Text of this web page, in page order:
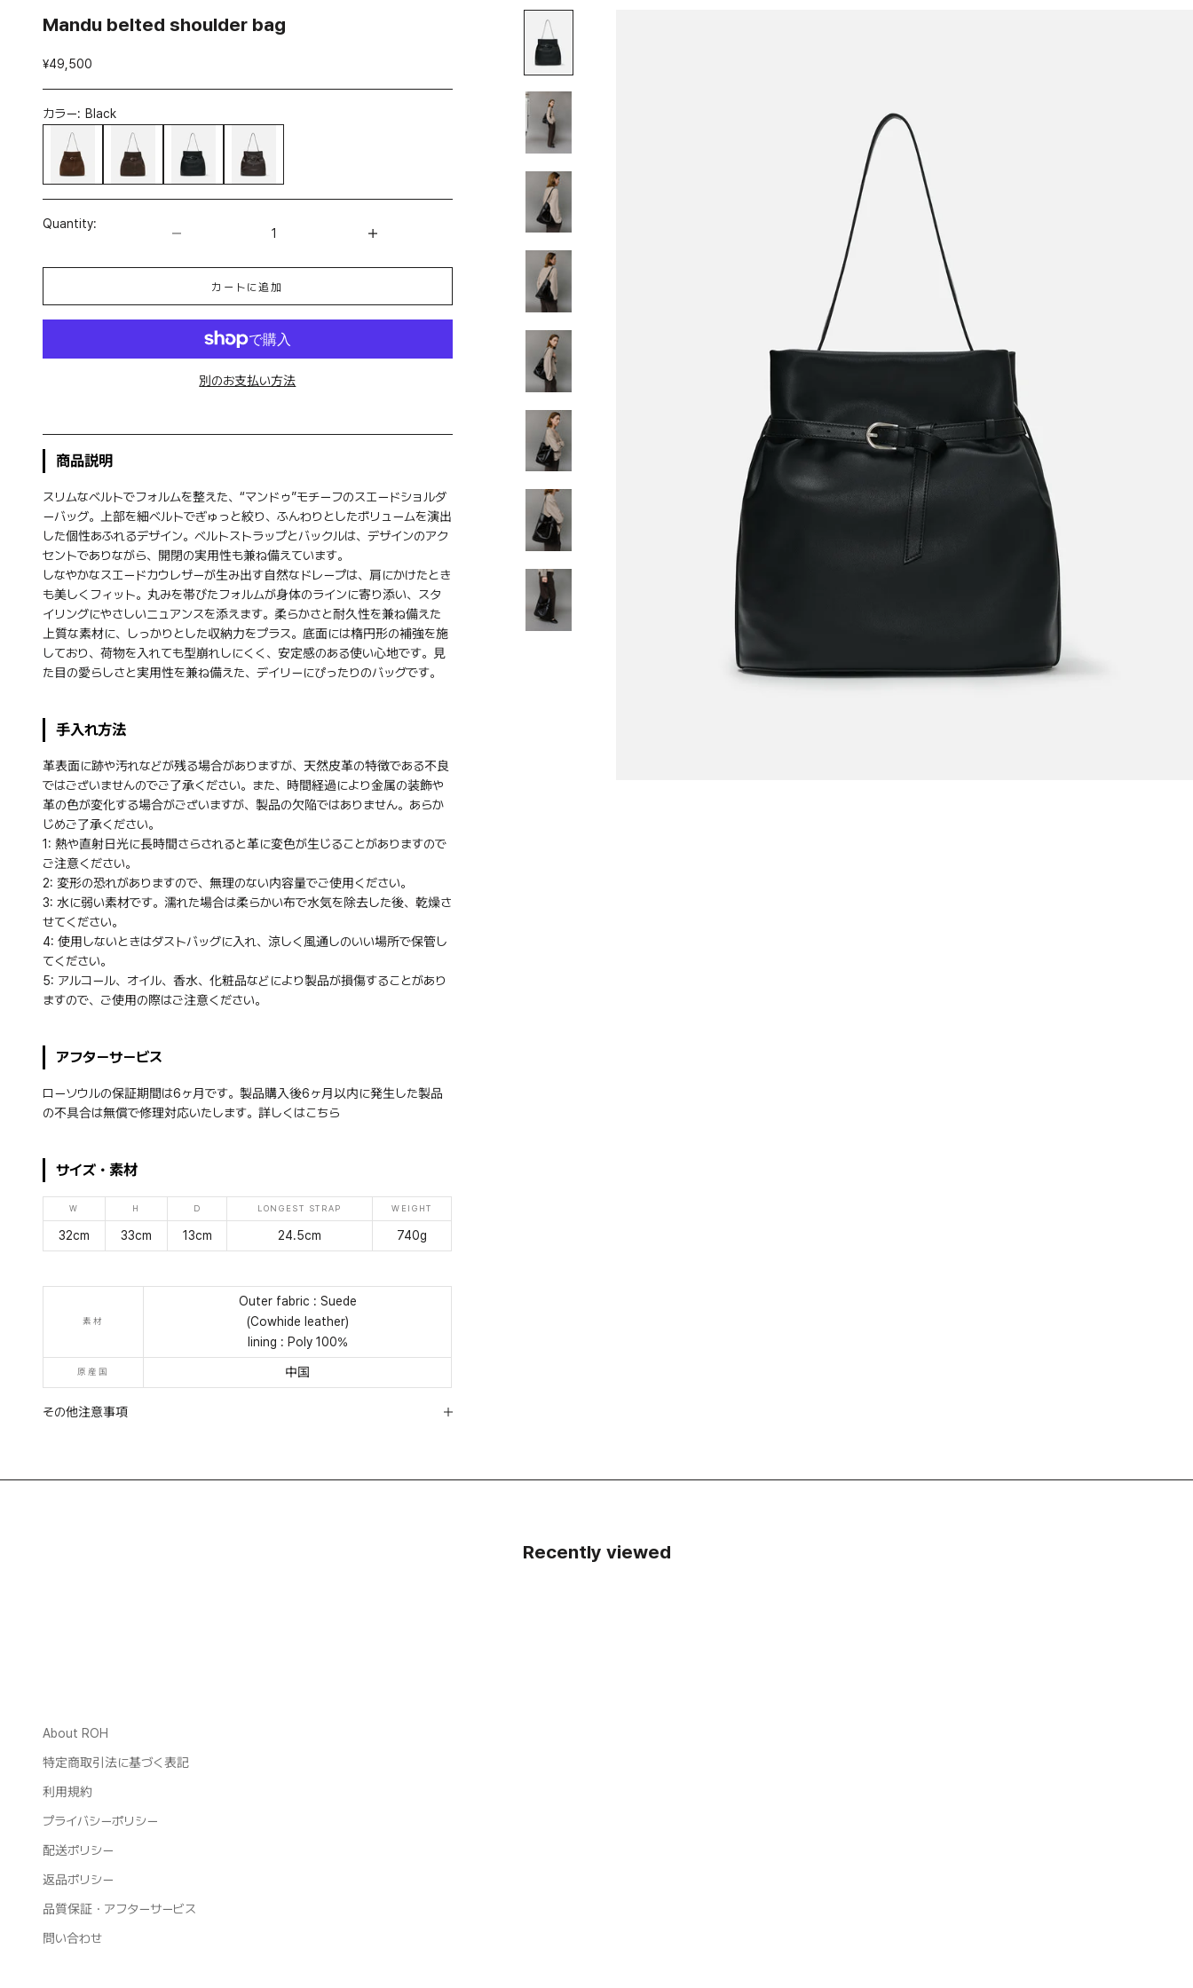
Mandu belted shoulder bag
セール価格
¥49,500
カラー: Black
Suede ChestnutSuede UmberBlack Umber
Quantity:
カートに追加
別のお支払い方法
商品説明
スリムなベルトでフォルムを整えた、“マンドゥ”モチーフのスエードショルダ
ーバッグ。上部を細ベルトでぎゅっと絞り、ふんわりとしたボリュームを演出
した個性あふれるデザイン。ベルトストラップとバックルは、デザインのアク
セントでありながら、開閉の実用性も兼ね備えています。
しなやかなスエードカウレザーが生み出す自然なドレープは、肩にかけたとき
も美しくフィット。丸みを帯びたフォルムが身体のラインに寄り添い、スタ
イリングにやさしいニュアンスを添えます。柔らかさと耐久性を兼ね備えた
上質な素材に、しっかりとした収納力をプラス。底面には楕円形の補強を施
しており、荷物を入れても型崩れしにくく、安定感のある使い心地です。見
た目の愛らしさと実用性を兼ね備えた、デイリーにぴったりのバッグです。
手入れ方法
革表面に跡や汚れなどが残る場合がありますが、天然皮革の特徴である不良
ではございませんのでご了承ください。また、時間経過により金属の装飾や
革の色が変化する場合がございますが、製品の欠陥ではありません。あらか
じめご了承ください。
1: 熱や直射日光に長時間さらされると革に変色が生じることがありますので
ご注意ください。
2: 変形の恐れがありますので、無理のない内容量でご使用ください。
3: 水に弱い素材です。濡れた場合は柔らかい布で水気を除去した後、乾燥さ
せてください。
4: 使用しないときはダストバッグに入れ、涼しく風通しのいい場所で保管し
てください。
5: アルコール、オイル、香水、化粧品などにより製品が損傷することがあり
ますので、ご使用の際はご注意ください。
アフターサービス
ローソウルの保証期間は6ヶ月です。製品購入後6ヶ月以内に発生した製品
の不具合は無償で修理対応いたします。詳しくはこちら
サイズ・素材
W H D LONGEST STRAP WEIGHT
32cm 33cm 13cm 24.5cm 740g
素材
Outer fabric : Suede
(Cowhide leather)
lining : Poly 100%
原産国 中国
その他注意事項
Recently viewed
About ROH
特定商取引法に基づく表記
利用規約
プライバシーポリシー
配送ポリシー
返品ポリシー
品質保証・アフターサービス
問い合わせ